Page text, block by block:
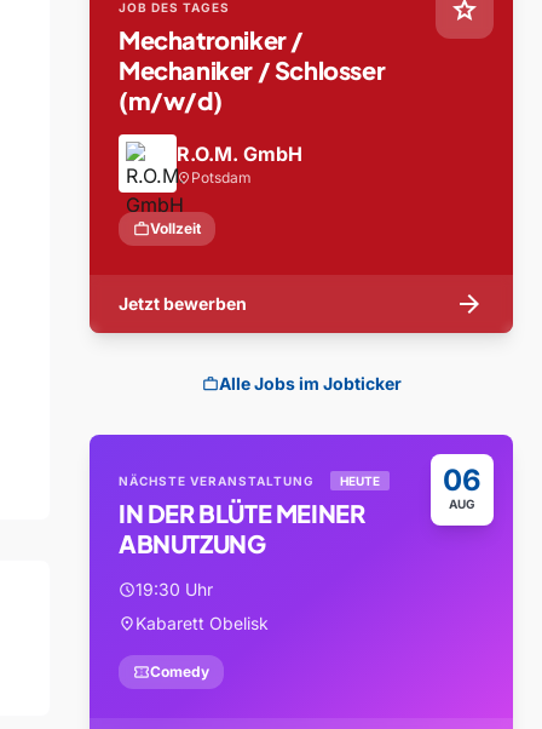
star
JOB DES TAGES
Mechatroniker /
Mechaniker / Schlosser
(m/w/d)
R.O.M. GmbH
location_on Potsdam
workVollzeit
Jetzt bewerben arrow_forward
workAlle Jobs im Jobticker
06
AUG
NÄCHSTE VERANSTALTUNG HEUTE
IN DER BLÜTE MEINER
ABNUTZUNG
schedule19:30 Uhr
location_onKabarett Obelisk
confirmation_numberComedy